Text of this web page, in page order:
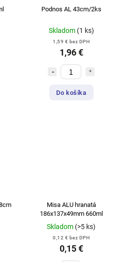
Podnos AL 43cm/2ks
Skladom (1 ks)
1,59 € bez DPH
1,96 €
Do košíka
Misa ALU hranatá
186x137x49mm 660ml
Skladom (>5 ks)
0,12 € bez DPH
0,15 €